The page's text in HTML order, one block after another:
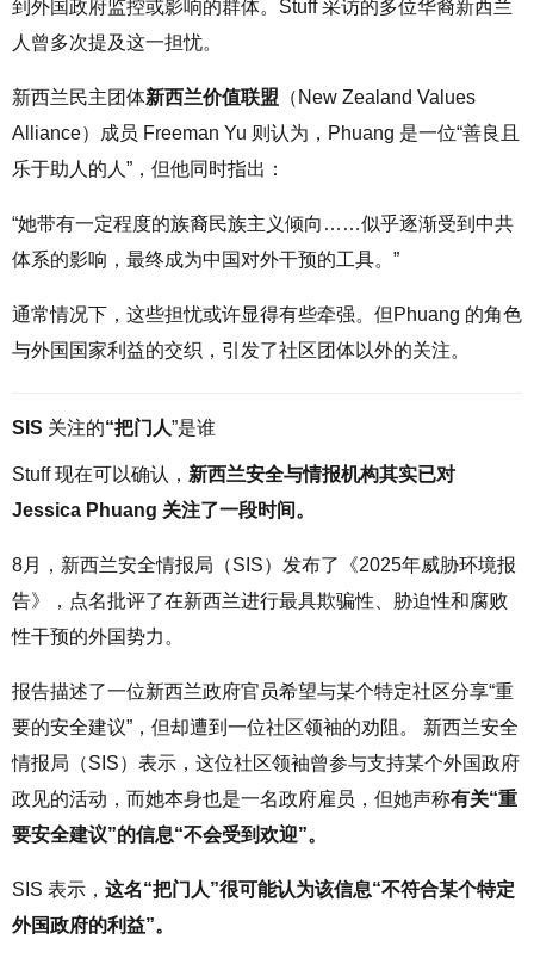
到外国政府监控或影响的群体。Stuff 采访的多位华裔新西兰
人曾多次提及这一担忧。
新西兰民主团体新西兰价值联盟 （New Zealand Values
Alliance）成员 Freeman Yu 则认为，Phuang 是一位“善良且
乐于助人的人”，但他同时指出：
“她带有一定程度的族裔民族主义倾向……似乎逐渐受到中共
体系的影响，最终成为中国对外干预的工具。”
通常情况下，这些担忧或许显得有些牵强。但Phuang 的角色
与外国国​​家利益的交织，引发了社区团体以外的关注。
SIS 关注的“把门人”是谁
Stuff 现在可以确认， 新西兰安全与情报机构其实已对
Jessica Phuang 关注了一段时间。
8月，新西兰安全情报局（SIS）发布了《2025年威胁环境报
告》，点名批评了在新西兰进行最具欺骗性、胁迫性和腐败
性干预的外国势力。
报告描述了一位新西兰政府官员希望与某个特定社区分享“重
要的安全建议”，但却遭到一位社区领袖的劝阻。 新西兰安全
情报局（SIS）表示，这位社区领袖曾参与支持某个外国政府
政见的活动，而她本身也是一名政府雇员，但她声称有关“重
要安全建议”的信息“不会受到欢迎”。
SIS 表示， 这名“把门人”很可能认为该信息“不符合某个特定
外国政府的利益”。